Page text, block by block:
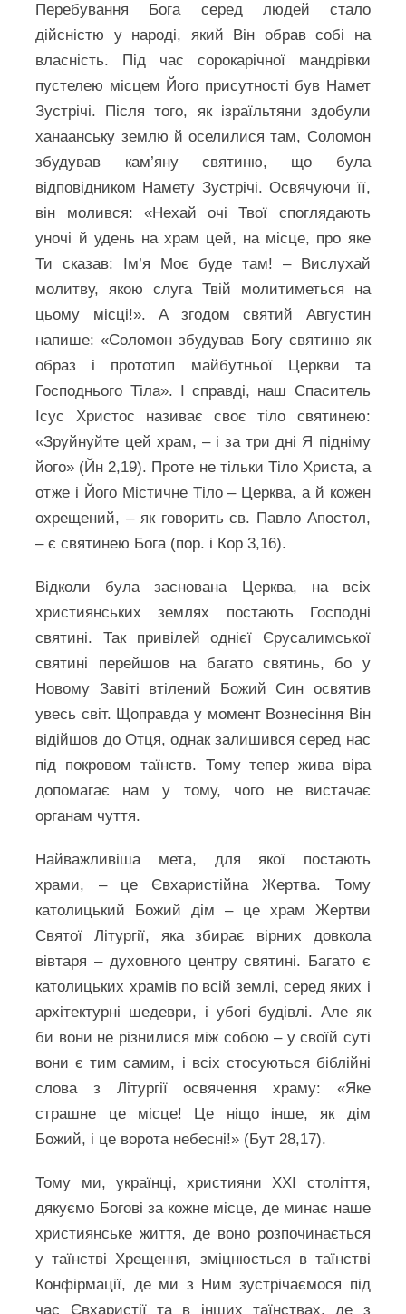
Перебування Бога серед людей стало
дійсністю у народі, який Він обрав собі на
власність. Під час сорокарічної мандрівки
пустелею місцем Його присутності був Намет
Зустрічі. Після того, як ізраїльтяни здобули
ханаанську землю й оселилися там, Соломон
збудував кам’яну святиню, що була
відповідником Намету Зустрічі. Освячуючи її,
він молився: «Нехай очі Твої споглядають
уночі й удень на храм цей, на місце, про яке
Ти сказав: Ім’я Моє буде там! – Вислухай
молитву, якою слуга Твій молитиметься на
цьому місці!». А згодом святий Августин
напише: «Соломон збудував Богу святиню як
образ і прототип майбутньої Церкви та
Господнього Тіла». І справді, наш Спаситель
Ісус Христос називає своє тіло святинею:
«Зруйнуйте цей храм, – і за три дні Я підніму
його» (Йн 2,19). Проте не тільки Тіло Христа, а
отже і Його Містичне Тіло – Церква, а й кожен
охрещений, – як говорить св. Павло Апостол,
– є святинею Бога (пор. і Кор 3,16).
Відколи була заснована Церква, на всіх
християнських землях постають Господні
святині. Так привілей однієї Єрусалимської
святині перейшов на багато святинь, бо у
Новому Завіті втілений Божий Син освятив
увесь світ. Щоправда у момент Вознесіння Він
відійшов до Отця, однак залишився серед нас
під покровом таїнств. Тому тепер жива віра
допомагає нам у тому, чого не вистачає
органам чуття.
Найважливіша мета, для якої постають
храми, – це Євхаристійна Жертва. Тому
католицький Божий дім – це храм Жертви
Святої Літургії, яка збирає вірних довкола
вівтаря – духовного центру святині. Багато є
католицьких храмів по всій землі, серед яких і
архітектурні шедеври, і убогі будівлі. Але як
би вони не різнилися між собою – у своїй суті
вони є тим самим, і всіх стосуються біблійні
слова з Літургії освячення храму: «Яке
страшне це місце! Це ніщо інше, як дім
Божий, і це ворота небесні!» (Бут 28,17).
Тому ми, українці, християни XXI століття,
дякуємо Богові за кожне місце, де минає наше
християнське життя, де воно розпочинається
у таїнстві Хрещення, зміцнюється в таїнстві
Конфірмації, де ми з Ним зустрічаємося під
час Євхаристії та в інших таїнствах, де з